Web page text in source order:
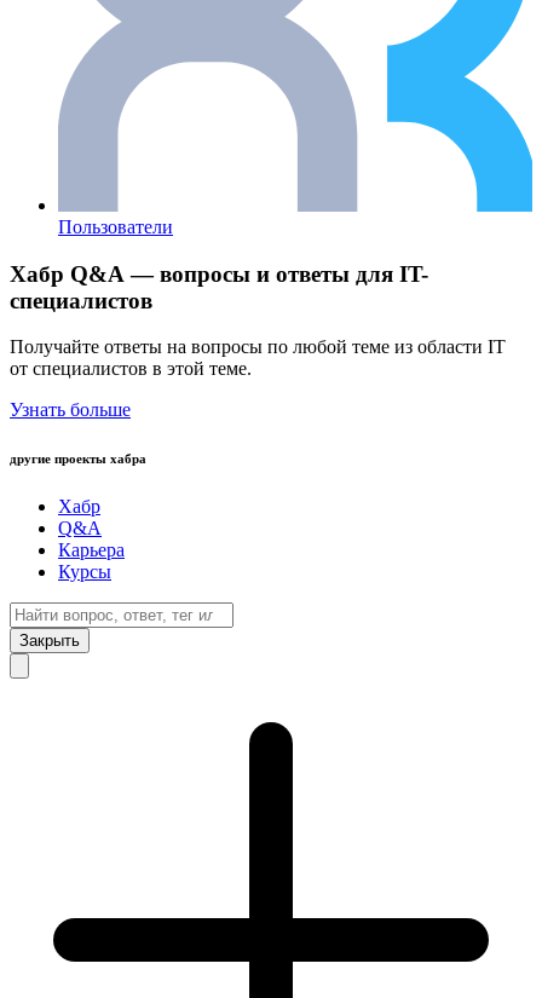
Пользователи
Хабр Q&A — вопросы и ответы для IT-
специалистов
Получайте ответы на вопросы по любой теме из области IT
от специалистов в этой теме.
Узнать больше
другие проекты хабра
Хабр
Q&A
Карьера
Курсы
Закрыть